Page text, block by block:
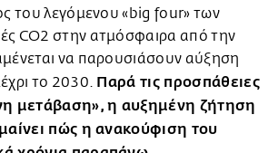
του λεγόμενου «big four» των
CO2 στην ατμόσφαιρα από την
να παρουσιάσουν αύξηση
το 2030. Παρά τις προσπάθειες
μετάβαση», η αυξημένη ζήτηση
πώς η ανακούφιση του